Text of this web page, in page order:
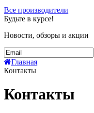
Все производители
Будьте в курсе!
Новости, обзоры и акции
Главная
Контакты
Контакты